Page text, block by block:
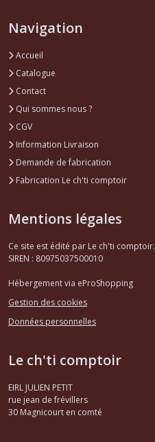
Navigation
Accueil
Catalogue
Contact
Qui sommes nous ?
CGV
Information Livraison
Demande de fabrication
Fabrication Le ch'ti comptoir
Mentions légales
Ce site est édité par Le ch'ti comptoir.
SIREN : 80975037500010
Hébergement via eProShopping
Gestion des cookies
Données personnelles
Le ch'ti comptoir
EIRL JULIEN PETIT
rue jean de frévillers
30 Magnicourt en comté